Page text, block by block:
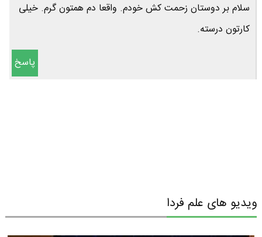
سلام بر دوستان زحمت کش خودم. واقعا دم همتون گرم. خیلی
کارتون درسته.
پاسخ
ویدیو های علم فردا